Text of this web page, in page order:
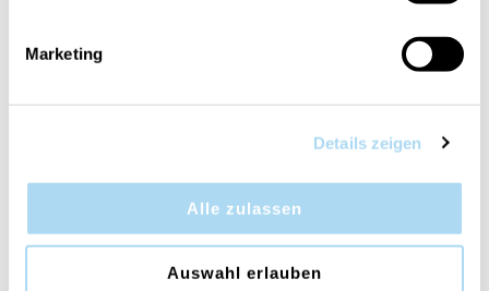
Marketing
Details zeigen
Alle zulassen
Auswahl erlauben
Jar
Ultimate